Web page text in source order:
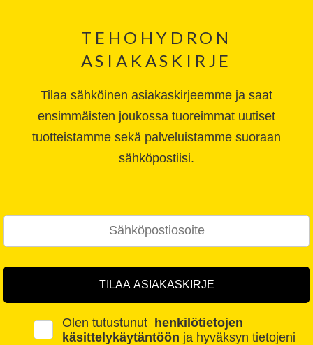
TEHOHYDRON
ASIAKASKIRJE
Tilaa sähköinen asiakaskirjeemme ja saat
ensimmäisten joukossa tuoreimmat uutiset
tuotteistamme sekä palveluistamme suoraan
sähköpostiisi.
Olen tutustunut henkilötietojen
käsittelykäytäntöön ja hyväksyn tietojeni